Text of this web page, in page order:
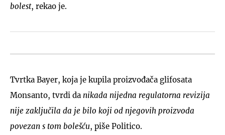
bolest, rekao je.
Tvrtka Bayer, koja je kupila proizvođača glifosata
Monsanto, tvrdi da nikada nijedna regulatorna revizija
nije zaključila da je bilo koji od njegovih proizvoda
povezan s tom bolešću, piše Politico.